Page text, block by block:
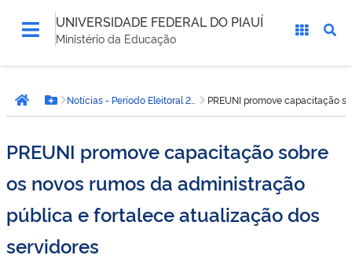
UNIVERSIDADE FEDERAL DO PIAUÍ
Ministério da Educação
está
aqui:Página inicial
Botão Menu PREUNI promove capacitação
PREUNI promove capacitação sobre
os novos rumos da administração
pública e fortalece atualização dos
servidores